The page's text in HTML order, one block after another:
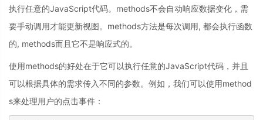
执行任意的JavaScript代码。methods不会自动响应数据变化，需
要手动调用才能更新视图。methods方法是每次调用, 都会执行函数
的, methods而且它不是响应式的。
使用methods的好处在于它可以执行任意的JavaScript代码，并且
可以根据具体的需求传入不同的参数。例如，我们可以使用method
s来处理用户的点击事件：